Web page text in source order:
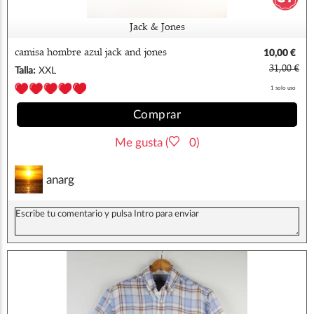
Jack & Jones
camisa hombre azul jack and jones
10,00 €
Talla: XXL 31,00 €
1 solo uso
Comprar
Me gusta ( 0)
anarg